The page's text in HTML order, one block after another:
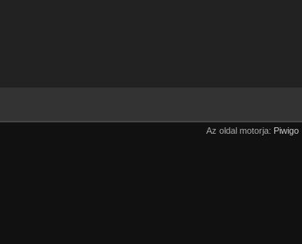
Az oldal motorja: Piwigo